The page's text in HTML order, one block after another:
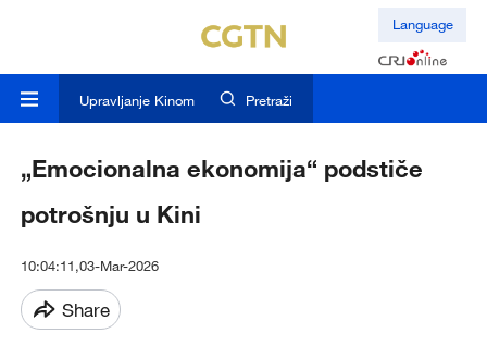
Language
Upravljanje Kinom Pretraži
„Emocionalna ekonomija“ podstiče
potrošnju u Kini
10:04:11,03-Mar-2026
Share